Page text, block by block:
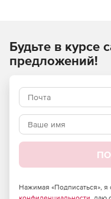
Обеспечивает
Возможна подборка
геймификации и
разработка модели
обучающие
Учебный портал под
Если не хватит
Будьте в курсе
предложений!
Нажимая «Подписаться», я